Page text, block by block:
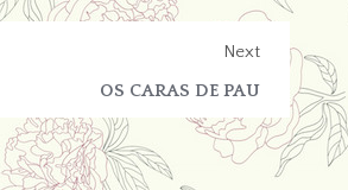
Next
OS CARAS DE PAU